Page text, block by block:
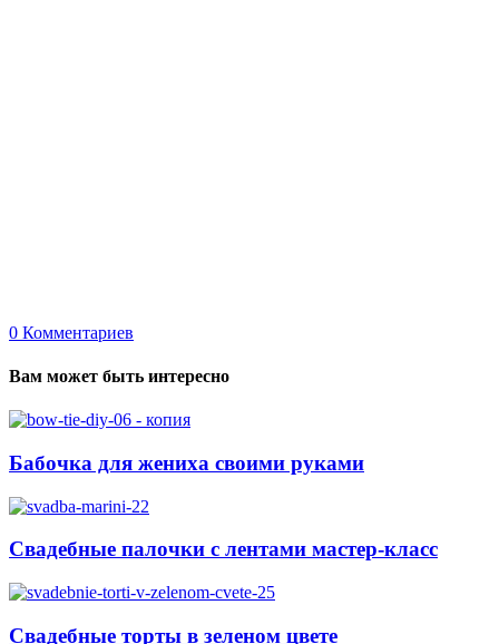
0 Комментариев
Вам может быть интересно
Бабочка для жениха своими руками
Свадебные палочки с лентами мастер-класс
Свадебные торты в зеленом цвете